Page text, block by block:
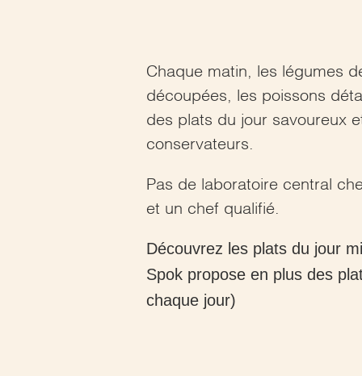
Chaque matin, les légumes
découpées, les poissons
des plats du jour savoureux
conservateurs.
Pas de laboratoire central
et un chef qualifié.
Découvrez les plats du jour
Spok propose en plus des
chaque jour)